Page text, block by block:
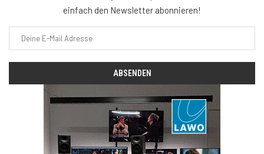
einfach den Newsletter abonnieren!